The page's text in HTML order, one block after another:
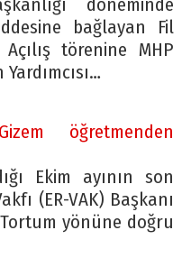
döneminde
bağlayan Fil
törenine MHP
öğretmenden
Ekim ayının son
(ER-VAK) Başkanı
yönüne doğru